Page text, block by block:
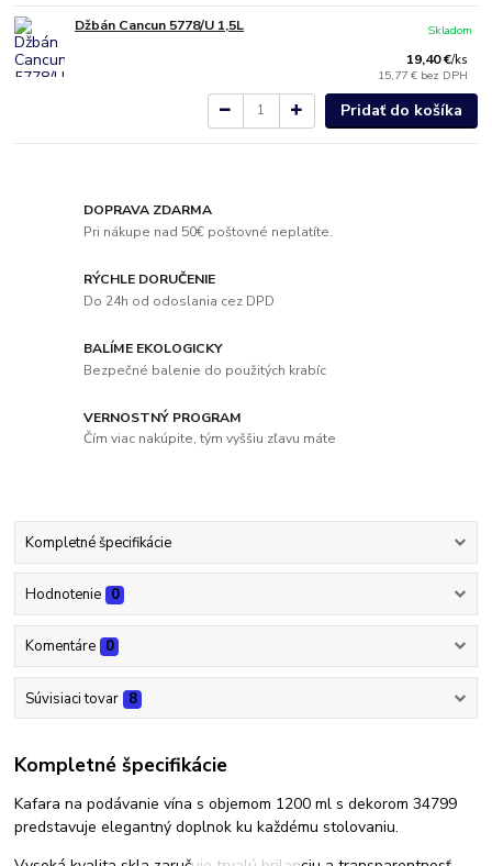
Džbán Cancun 5778/U 1,5L
19,40 €/ks
15,77 € bez DPH
Skladom
Pridať do košíka
DOPRAVA ZDARMA
Pri nákupe nad 50€ poštovné neplatíte.
RÝCHLE DORUČENIE
Do 24h od odoslania cez DPD
BALÍME EKOLOGICKY
Bezpečné balenie do použitých krabíc
VERNOSTNÝ PROGRAM
Čím viac nakúpite, tým vyššiu zľavu máte
Kompletné špecifikácie
Hodnotenie 0
Komentáre 0
Súvisiaci tovar 8
Kompletné špecifikácie
Kafara na podávanie vína s objemom 1200 ml s dekorom 34799
predstavuje elegantný doplnok ku každému stolovaniu.